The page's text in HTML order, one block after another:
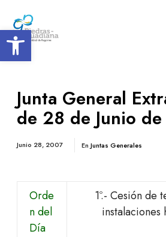
Open toolbar
Junta General
de 28 de Junio
Junio 28, 2007 EnJuntas Generales
Orde
n del
Día
1º.- Cesión de
instalaciones